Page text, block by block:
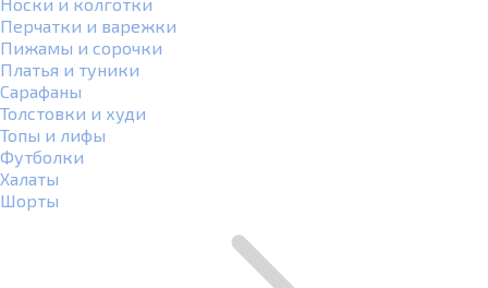
Перчатки и варежки
Пижамы и сорочки
Платья и туники
Сарафаны
Толстовки и худи
Топы и лифы
Футболки
Халаты
Шорты